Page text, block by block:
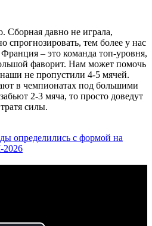
Сборная давно не играла,
спрогнозировать, тем более у нас
– это команда топ-уровня,
фаворит. Нам может помочь
не пропустили 4-5 мячей.
в чемпионатах под большими
2-3 мяча, то просто доведут
силы.
определились с формой на
2026